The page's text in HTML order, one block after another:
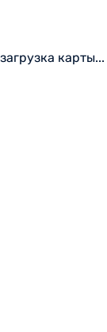
загрузка карты...